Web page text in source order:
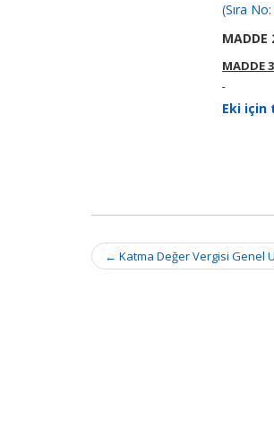
(Sıra
MADDE
MADDE
Eki için
Post
navigation
← Katma Değer Vergisi Genel